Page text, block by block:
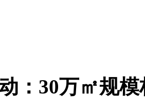
：30万㎡规模